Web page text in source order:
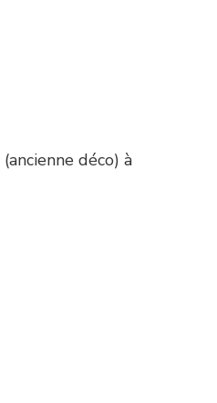
(ancienne déco) à